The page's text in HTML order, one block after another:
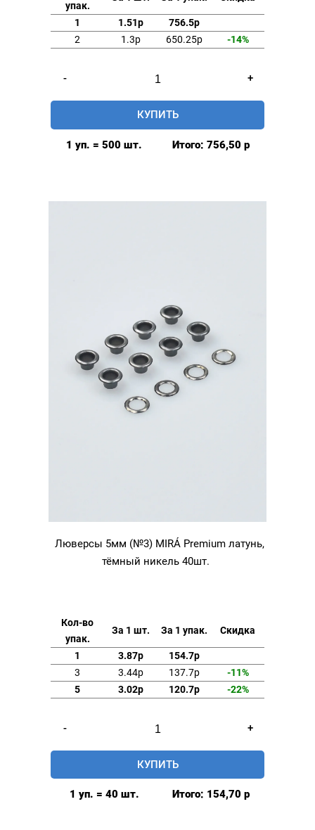
упак.
1 1.51р
756.5р
2
1.3р 650.25р -14%
-
товара
Люверсы
5мм
никель
+
КУПИТЬ
1 уп. = 500 шт. Итого: 756,50 р
Люверсы 5мм (№3) MIRÁ Premium латунь,
тёмный никель 40шт.
Кол-во
упак.
За 1 шт. За 1 упак. Скидка
1 3.87р
154.7р
3
3.44р 137.7р
-11%
5
3.02р 120.7р -22%
-
товара
Люверсы
5мм
+
КУПИТЬ
1 уп. = 40 шт. Итого: 154,70 р